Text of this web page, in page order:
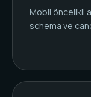
Mobil öncelikli
schema ve